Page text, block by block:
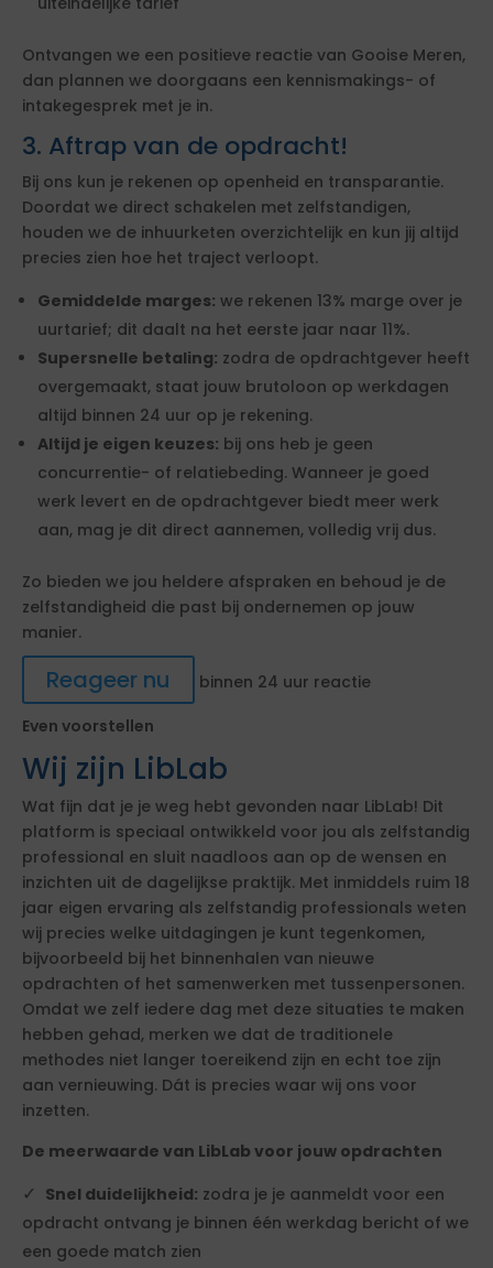
Ontvangen we een positieve reactie van Gooise Meren,
dan plannen we doorgaans een kennismakings- of
intakegesprek met je in.
3. Aftrap van de opdracht!
Bij ons kun je rekenen op openheid en transparantie.
Doordat we direct schakelen met zelfstandigen,
houden we de inhuurketen overzichtelijk en kun jij altijd
precies zien hoe het traject verloopt.
Gemiddelde marges: we rekenen 13% marge over je
uurtarief; dit daalt na het eerste jaar naar 11%.
Supersnelle betaling: zodra de opdrachtgever heeft
overgemaakt, staat jouw brutoloon op werkdagen
altijd binnen 24 uur op je rekening.
Altijd je eigen keuzes: bij ons heb je geen
concurrentie- of relatiebeding. Wanneer je goed
werk levert en de opdrachtgever biedt meer werk
aan, mag je dit direct aannemen, volledig vrij dus.
Zo bieden we jou heldere afspraken en behoud je de
zelfstandigheid die past bij ondernemen op jouw
manier.
Reageer nu
binnen 24 uur reactie
Even voorstellen
Wij zijn LibLab
Wat fijn dat je je weg hebt gevonden naar LibLab! Dit
platform is speciaal ontwikkeld voor jou als zelfstandig
professional en sluit naadloos aan op de wensen en
inzichten uit de dagelijkse praktijk. Met inmiddels ruim 18
jaar eigen ervaring als zelfstandig professionals weten
wij precies welke uitdagingen je kunt tegenkomen,
bijvoorbeeld bij het binnenhalen van nieuwe
opdrachten of het samenwerken met tussenpersonen.
Omdat we zelf iedere dag met deze situaties te maken
hebben gehad, merken we dat de traditionele
methodes niet langer toereikend zijn en echt toe zijn
aan vernieuwing. Dát is precies waar wij ons voor
inzetten.
De meerwaarde van LibLab voor jouw opdrachten
Snel duidelijkheid: zodra je je aanmeldt voor een
opdracht ontvang je binnen één werkdag bericht of we
een goede match zien